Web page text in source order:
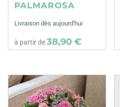
PALMAROSA
Livraison dès aujourd'hui
à partir de38,90 €